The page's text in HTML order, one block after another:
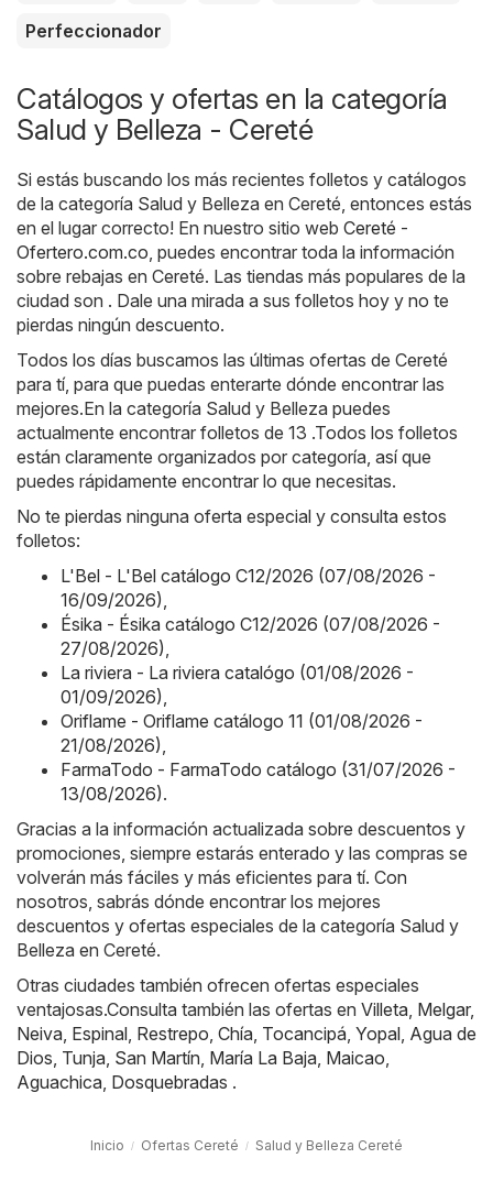
Perfeccionador
Catálogos y ofertas en la categoría
Salud y Belleza - Cereté
Si estás buscando los más recientes folletos y catálogos
de la categoría Salud y Belleza en Cereté, entonces estás
en el lugar correcto! En nuestro sitio web Cereté -
Ofertero.com.co , puedes encontrar toda la información
sobre rebajas en Cereté. Las tiendas más populares de la
ciudad son . Dale una mirada a sus folletos hoy y no te
pierdas ningún descuento.
Todos los días buscamos las últimas ofertas de Cereté
para tí, para que puedas enterarte dónde encontrar las
mejores.En la categoría Salud y Belleza puedes
actualmente encontrar folletos de 13 .Todos los folletos
están claramente organizados por categoría, así que
puedes rápidamente encontrar lo que necesitas.
No te pierdas ninguna oferta especial y consulta estos
folletos:
L'Bel - L'Bel catálogo C12/2026 (07/08/2026 -
16/09/2026)
Ésika - Ésika catálogo C12/2026 (07/08/2026 -
27/08/2026)
La riviera - La riviera catalógo (01/08/2026 -
01/09/2026)
Oriflame - Oriflame catálogo 11 (01/08/2026 -
21/08/2026)
FarmaTodo - FarmaTodo catálogo (31/07/2026 -
13/08/2026).
Gracias a la información actualizada sobre descuentos y
promociones, siempre estarás enterado y las compras se
volverán más fáciles y más eficientes para tí. Con
nosotros, sabrás dónde encontrar los mejores
descuentos y ofertas especiales de la categoría Salud y
Belleza en Cereté.
Otras ciudades también ofrecen ofertas especiales
ventajosas.Consulta también las ofertas en Villeta Melgar,
Neiva Espinal Restrepo Chía Tocancipá Yopal Agua de
Dios Tunja San Martín María La Baja Maicao
Aguachica Dosquebradas .
Inicio Ofertas Cereté Salud y Belleza Cereté